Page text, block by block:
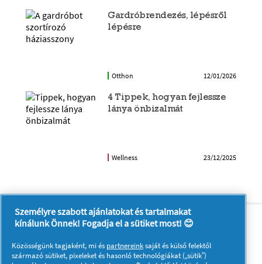
Gardróbrendezés, lépésről
lépésre
Otthon 12/01/2026
4 Tippek, hogyan fejlessze
lánya önbizalmát
Wellness 23/12/2025
Rólunk
Kapcsolatfelvétel
A pg.com felkeresése
Kövessen minket:
Személyre szabott ajánlatokat és tartalmakat
kínálunk Önnek! Fogadja el a sütiket most! 😊
Közösségünk tagjaként, mi és partnereinksaját és külső felektől
származó sütiket, pixeleket és hasonló technológiákat („sütik”)